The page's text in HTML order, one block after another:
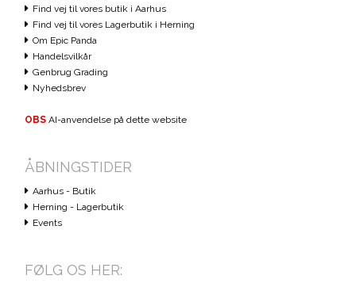
Find vej til vores butik i Aarhus
Find vej til vores Lagerbutik i Herning
Om Epic Panda
Handelsvilkår
Genbrug Grading
Nyhedsbrev
OBS AI-anvendelse på dette website
ÅBNINGSTIDER
Aarhus - Butik
Herning - Lagerbutik
Events
FØLG OS HER: